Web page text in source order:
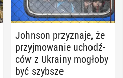
Johnson przy­zna­je, że
przyj­mo­wa­nie uchodź­
ców z Ukrainy mogłoby
być szybsze